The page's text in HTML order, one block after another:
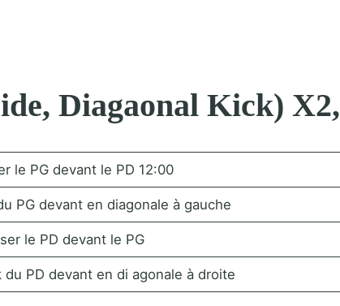
Diagaonal Kick) X2,
le PG devant le PD 12:00
PG devant en diagonale à gauche
le PD devant le PG
du PD devant en di agonale à droite